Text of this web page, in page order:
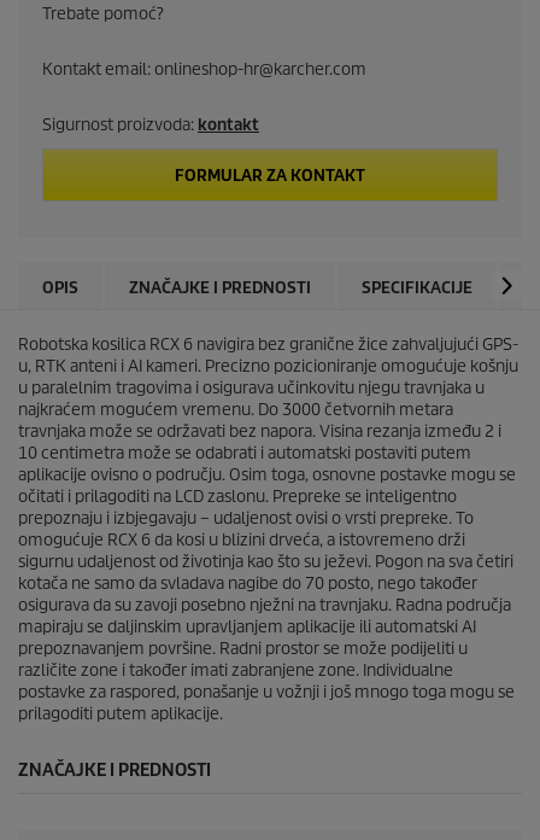
c
t
p
r
c
Trebate pomoć?
Kontakt email: onlineshop-hr@karcher.com
Sigurnost proizvoda: kontakt
FORMULAR ZA KONTAKT
OPIS ZNAČAJKE I PREDNOSTI SPECIFIKACIJE
Robotska kosilica RCX 6 navigira bez granične žice zahvaljujući GPS-
u, RTK anteni i AI kameri. Precizno pozicioniranje omogućuje košnju
u paralelnim tragovima i osigurava učinkovitu njegu travnjaka u
najkraćem mogućem vremenu. Do 3000 četvornih metara
travnjaka može se održavati bez napora. Visina rezanja između 2 i
10 centimetra može se odabrati i automatski postaviti putem
aplikacije ovisno o području. Osim toga, osnovne postavke mogu se
očitati i prilagoditi na LCD zaslonu. Prepreke se inteligentno
prepoznaju i izbjegavaju – udaljenost ovisi o vrsti prepreke. To
omogućuje RCX 6 da kosi u blizini drveća, a istovremeno drži
sigurnu udaljenost od životinja kao što su ježevi. Pogon na sva četiri
kotača ne samo da svladava nagibe do 70 posto, nego također
osigurava da su zavoji posebno nježni na travnjaku. Radna područja
mapiraju se daljinskim upravljanjem aplikacije ili automatski AI
prepoznavanjem površine. Radni prostor se može podijeliti u
različite zone i također imati zabranjene zone. Individualne
postavke za raspored, ponašanje u vožnji i još mnogo toga mogu se
prilagoditi putem aplikacije.
ZNAČAJKE I PREDNOSTI